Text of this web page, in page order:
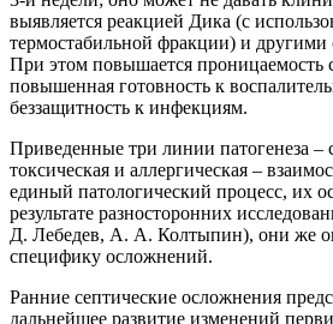
выявляется реакцией Дика (с
термостабильной фракции) и
При этом повышается проницаемость
повышенная готовность к
беззащитность к инфекциям.
Приведенные три линии патогенеза –
токсическая и аллергическая –
единый патологический процесс, их
результате разносторонних
Д. Лебедев, А. А. Колтыпин), они же
специфику осложнений.
Ранние септические осложнения
дальнейшее развитие изменений